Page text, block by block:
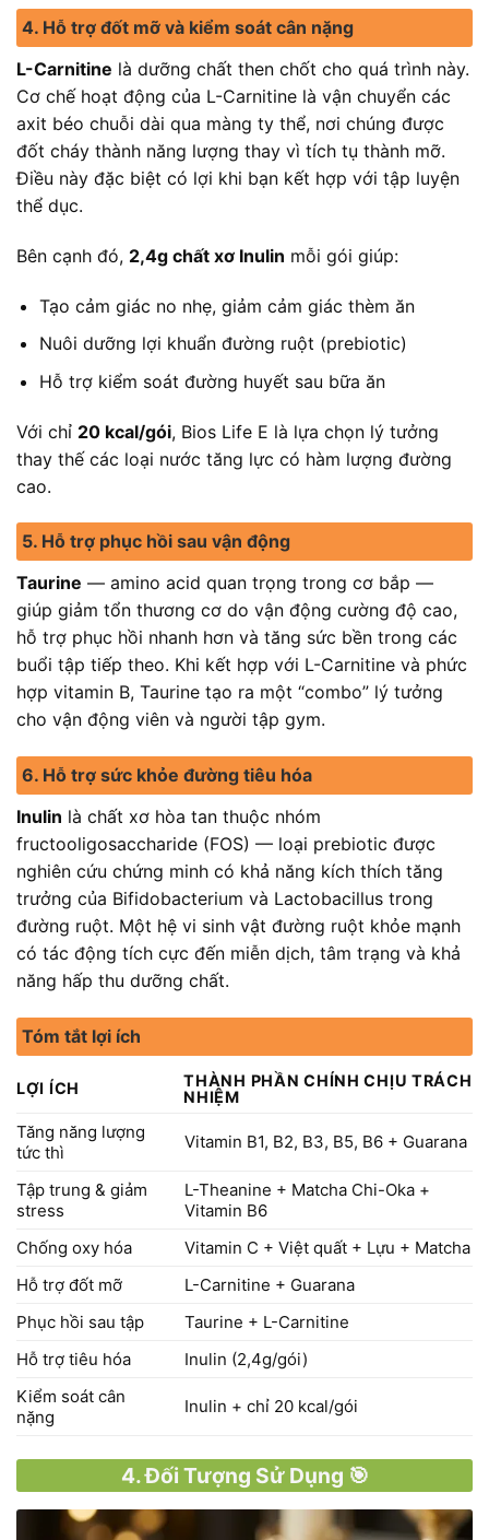
4. Hỗ trợ đốt mỡ và kiểm soát cân nặng
L-Carnitine là dưỡng chất then chốt cho quá trình này.
Cơ chế hoạt động của L-Carnitine là vận chuyển các
axit béo chuỗi dài qua màng ty thể, nơi chúng được
đốt cháy thành năng lượng thay vì tích tụ thành mỡ.
Điều này đặc biệt có lợi khi bạn kết hợp với tập luyện
thể dục.
Bên cạnh đó, 2,4g chất xơ Inulin mỗi gói giúp:
Tạo cảm giác no nhẹ, giảm cảm giác thèm ăn
Nuôi dưỡng lợi khuẩn đường ruột (prebiotic)
Hỗ trợ kiểm soát đường huyết sau bữa ăn
Với chỉ 20 kcal/gói, Bios Life E là lựa chọn lý tưởng
thay thế các loại nước tăng lực có hàm lượng đường
cao.
5. Hỗ trợ phục hồi sau vận động
Taurine — amino acid quan trọng trong cơ bắp —
giúp giảm tổn thương cơ do vận động cường độ cao,
hỗ trợ phục hồi nhanh hơn và tăng sức bền trong các
buổi tập tiếp theo. Khi kết hợp với L-Carnitine và phức
hợp vitamin B, Taurine tạo ra một “combo” lý tưởng
cho vận động viên và người tập gym.
6. Hỗ trợ sức khỏe đường tiêu hóa
Inulin là chất xơ hòa tan thuộc nhóm
fructooligosaccharide (FOS) — loại prebiotic được
nghiên cứu chứng minh có khả năng kích thích tăng
trưởng của Bifidobacterium và Lactobacillus trong
đường ruột. Một hệ vi sinh vật đường ruột khỏe mạnh
có tác động tích cực đến miễn dịch, tâm trạng và khả
năng hấp thu dưỡng chất.
Tóm tắt lợi ích
LỢI ÍCH
THÀNH PHẦN CHÍNH CHỊU TRÁCH
NHIỆM
Tăng năng lượng
tức thì
Vitamin B1, B2, B3, B5, B6 + Guarana
Tập trung & giảm
stress
L-Theanine + Matcha Chi-Oka +
Vitamin B6
Chống oxy hóa
Vitamin C + Việt quất + Lựu + Matcha
Hỗ trợ đốt mỡ
L-Carnitine + Guarana
Phục hồi sau tập
Taurine + L-Carnitine
Hỗ trợ tiêu hóa
Inulin (2,4g/gói)
Kiểm soát cân
nặng
Inulin + chỉ 20 kcal/gói
4. Đối Tượng Sử Dụng 🎯